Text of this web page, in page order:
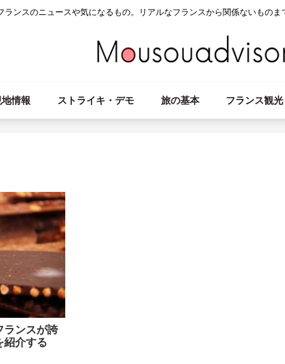
ランスのニュースや気になるもの。リアルなフランスから関係ないものま
情報 ストライキ・デモ 旅の基本 フランス観光
ランスが誇
紹介する